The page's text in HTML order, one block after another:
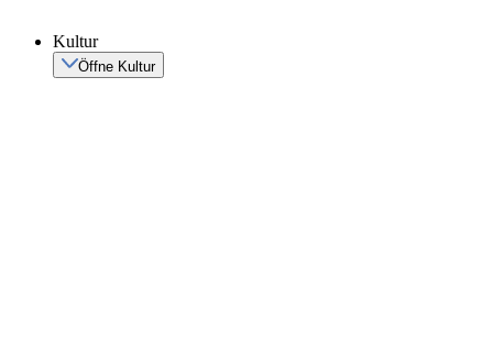
Kultur
Öffne Kultur